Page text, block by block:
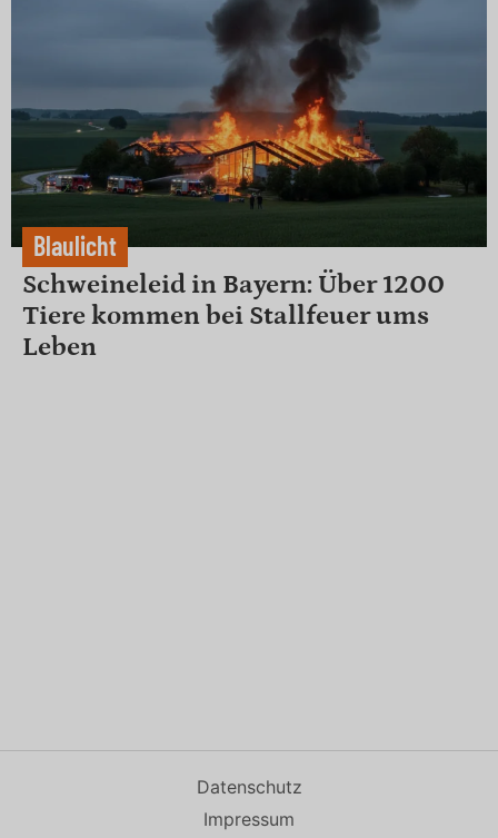
Blaulicht
Schweineleid in Bayern: Über 1200
Tiere kommen bei Stallfeuer ums
Leben
Datenschutz
Impressum